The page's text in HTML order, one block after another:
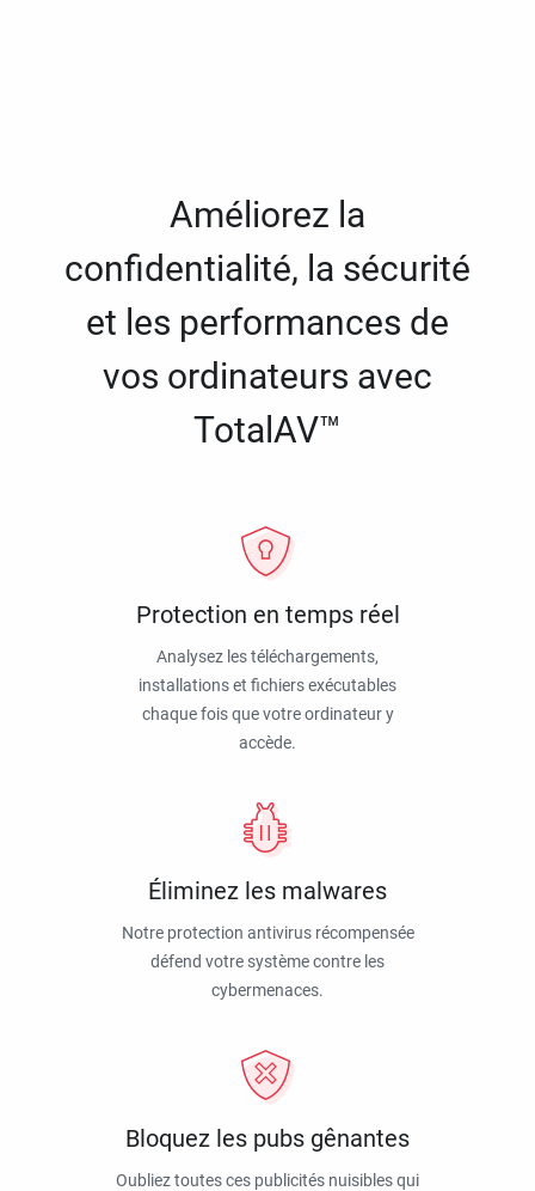
Améliorez la
confidentialité, la sécurité
et les performances de
vos ordinateurs avec
TotalAV™
Protection en temps réel
Analysez les téléchargements,
installations et fichiers exécutables
chaque fois que votre ordinateur y
accède.
Éliminez les malwares
Notre protection antivirus récompensée
défend votre système contre les
cybermenaces.
Bloquez les pubs gênantes
Oubliez toutes ces publicités nuisibles qui